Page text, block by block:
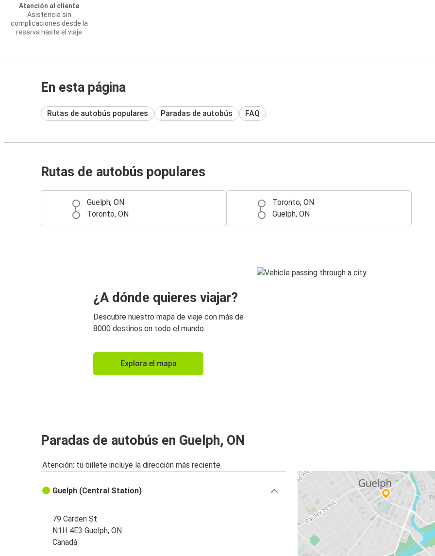
Atención al cliente
Asistencia sin
complicaciones desde la
reserva hasta el viaje
En esta página
Rutas de autobús populares Paradas de autobús FAQ
Rutas de autobús populares
Guelph, ON
Toronto, ON
Toronto, ON
Guelph, ON
¿A dónde quieres viajar?
Descubre nuestro mapa de viaje con más de
8000 destinos en todo el mundo.
Explora el mapa
Paradas de autobús en Guelph, ON
Atención: tu billete incluye la dirección más reciente.
Guelph (Central Station)
79 Carden St
N1H 4E3 Guelph, ON
Canadá